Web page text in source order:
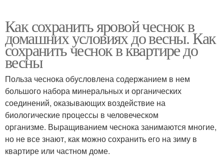
Как сохранить яровой чеснок в
домашних условиях до весны. Как
сохранить чеснок в квартире до
весны
Польза чеснока обусловлена содержанием в нем
большого набора минеральных и органических
соединений, оказывающих воздействие на
биологические процессы в человеческом
организме. Выращиванием чеснока занимаются многие,
но не все знают, как можно сохранить его на зиму в
квартире или частном доме.